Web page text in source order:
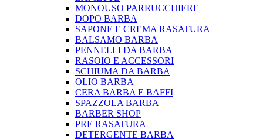
MONOUSO PARRUCCHIERE
DOPO BARBA
SAPONE E CREMA RASATURA
BALSAMO BARBA
PENNELLI DA BARBA
RASOIO E ACCESSORI
SCHIUMA DA BARBA
OLIO BARBA
CERA BARBA E BAFFI
SPAZZOLA BARBA
BARBER SHOP
PRE RASATURA
DETERGENTE BARBA